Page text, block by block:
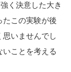
く決意した大き
たこの実験が後
いませんでし
ことを考える